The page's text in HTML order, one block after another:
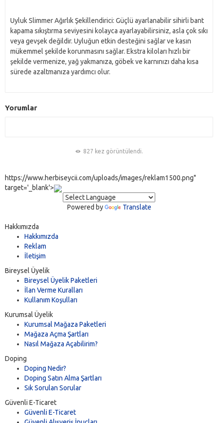
Uyluk Slimmer Ağırlık Şekillendirici: Güçlü ayarlanabilir sihirli bant
kapama sıkıştırma seviyesini kolayca ayarlayabilirsiniz, asla çok sıkı
veya gevşek değildir. Uyluğun etkin desteğini sağlar ve kasın
mükemmel şekilde korunmasını sağlar. Ekstra kiloları hızlı bir
şekilde vermenize, yağ yakmanıza, göbek ve karnınızı daha kısa
sürede azaltmanıza yardımcı olur.
Yorumlar
827 kez görüntülendi.
https://www.herbiseycii.com/uploads/images/reklam1500.png"
target='_blank'>
Powered by Translate
Hakkımızda
Hakkımızda
Reklam
İletişim
Bireysel Üyelik
Bireysel Üyelik Paketleri
İlan Verme Kuralları
Kullanım Koşulları
Kurumsal Üyelik
Kurumsal Mağaza Paketleri
Mağaza Açma Şartları
Nasıl Mağaza Açabilirim?
Doping
Doping Nedir?
Doping Satın Alma Şartları
Sık Sorulan Sorular
Güvenli E-Ticaret
Güvenli E-Ticaret